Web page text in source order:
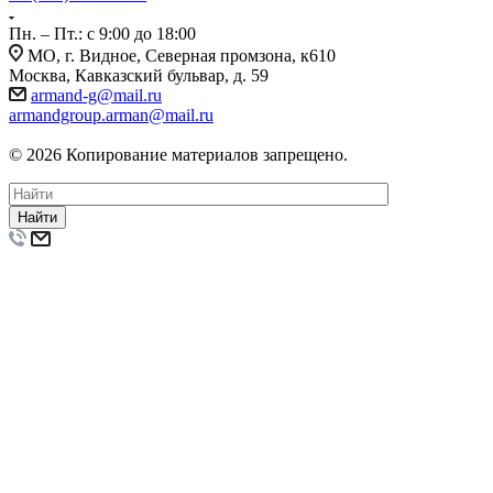
Пн. – Пт.: с 9:00 до 18:00
МО, г. Видное, Северная промзона, к610
Москва, Кавказский бульвар, д. 59
armand-g@mail.ru
armandgroup.arman@mail.ru
© 2026 Копирование материалов запрещено.
Найти